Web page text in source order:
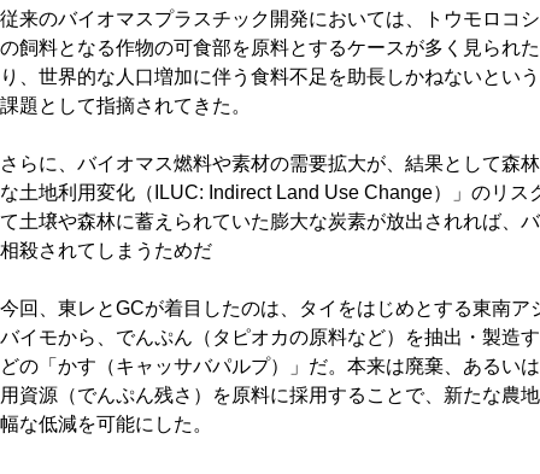
従来のバイオマスプラスチック開発においては、トウモロコ
の飼料となる作物の可食部を原料とするケースが多く見られ
り、世界的な人口増加に伴う食料不足を助長しかねないとい
課題として指摘されてきた。
さらに、バイオマス燃料や素材の需要拡大が、結果として森
な土地利用変化（ILUC: Indirect Land Use Change）」のリ
て土壌や森林に蓄えられていた膨大な炭素が放出されれば、
相殺されてしまうためだ
今回、東レとGCが着目したのは、タイをはじめとする東南
バイモから、でんぷん（タピオカの原料など）を抽出・製造
どの「かす（キャッサバパルプ）」だ。本来は廃棄、あるい
用資源（でんぷん残さ）を原料に採用することで、新たな農
幅な低減を可能にした。